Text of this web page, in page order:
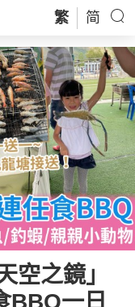
繁 简
空之鏡」
BBQ一日